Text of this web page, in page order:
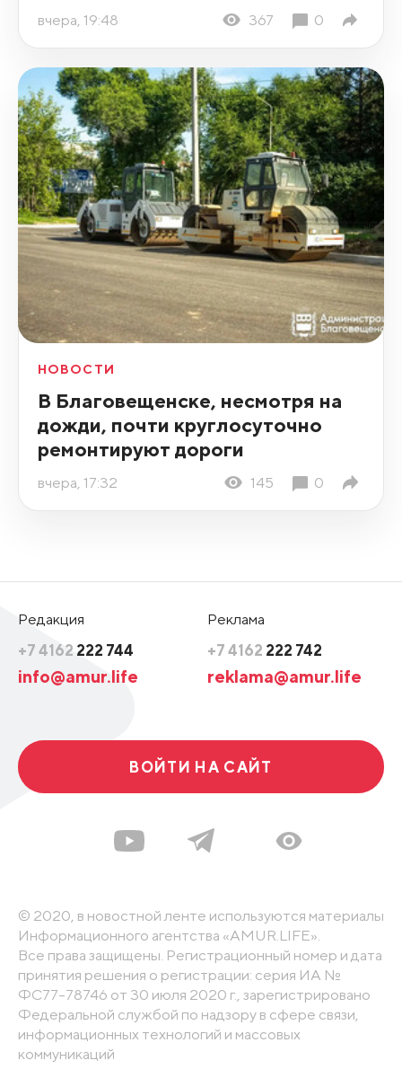
вчера, 19:48 367 0
НОВОСТИ
В Благовещенске, несмотря на
дожди, почти круглосуточно
ремонтируют дороги
вчера, 17:32 145 0
Редакция
+7 4162 222 744
info@amur.life
Реклама
+7 4162 222 742
reklama@amur.life
ВОЙТИ НА САЙТ
© 2020, в новостной ленте используются материалы
Информационного агентства «AMUR.LIFE».
Все права защищены. Регистрационный номер и дата
принятия решения о регистрации: серия ИА №
ФС77-78746 от 30 июля 2020 г., зарегистрировано
Федеральной службой по надзору в сфере связи,
информационных технологий и массовых
коммуникаций